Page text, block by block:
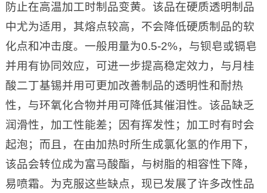
防止在高温加工时制品变黄。该品在硬质透明制品
中尤为适用，其熔点较高，不会降低硬质制品的软
化点和冲击度。一般用量为0.5-2%，与钡皂或镉皂
并用有协同效应，可进一步提高稳定效力，与月桂
酸二丁基锡并用可更加改善制品的透明性和耐热
性，与环氧化合物并用可降低其催泪性。该品缺乏
润滑性，加工性能差；因有挥发性；加工时有时会
起泡；而且，在由加热时所生成氯化氢的作用下，
该品会转位成为富马酸酯，与树脂的相容性下降，
易喷霜。为克服这些缺点，现已发展了许多改性品